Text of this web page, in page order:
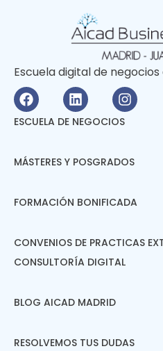
Escuela digital de
ESCUELA DE NEGOCIOS
MÁSTERES Y POSGRADOS
FORMACIÓN BONIFICADA
CONVENIOS DE PRACTICAS
CONSULTORÍA DIGITAL
BLOG AICAD MADRID
RESOLVEMOS TUS DUDAS